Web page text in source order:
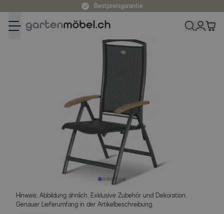
Bestpreisgarantie
Hinweis: Abbildung ähnlich. Exklusive Zubehör und Dekoration.
Genauer Lieferumfang in der Artikelbeschreibung.